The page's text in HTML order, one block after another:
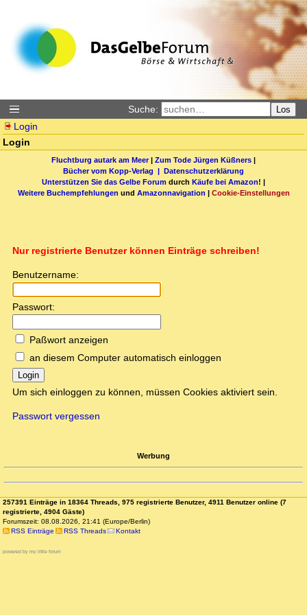
Suche: Los
Login
Login
Fluchtburg autark am Meer| Zum Tode Jürgen Küßners |
Bücher vom Kopp-Verlag | Datenschutzerklärung
Unterstützen Sie das Gelbe Forum durch Käufe bei Amazon! |
Weitere Buchempfehlungen und Amazonnavigation | Cookie-Einstellungen
Nur registrierte Benutzer können Einträge schreiben!
Benutzername:
Passwort:
Paßwort anzeigen
an diesem Computer automatisch einloggen
Login
Um sich einloggen zu können, müssen Cookies aktiviert sein.
Passwort vergessen
Werbung
257391 Einträge in 18364 Threads, 975 registrierte Benutzer, 4911 Benutzer online (7
registrierte, 4904 Gäste)
Forumszeit: 08.08.2026, 21:41 (Europe/Berlin)
RSS Einträge
RSS Threads Kontakt
powered by my little forum